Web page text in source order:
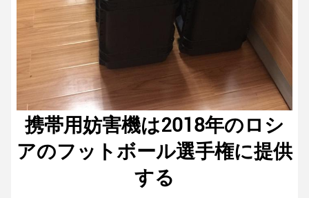
携帯用妨害機は2018年のロシ
アのフットボール選手権に提供
する